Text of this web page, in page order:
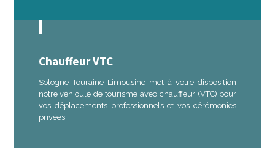
Chauffeur VTC
Sologne Touraine Limousine met à votre disposition
notre véhicule de tourisme avec chauffeur (VTC) pour
vos déplacements professionnels et vos cérémonies
privées.